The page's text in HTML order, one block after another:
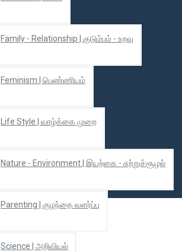
Family - Relationship | குடும்பம் - உறவு
Feminism | பெண்ணியம்
Life Style | வாழ்க்கை முறை
Nature - Environment | இயற்கை - சுற்றுச்சூழல்
Parenting | குழந்தை வளர்ப்பு
Science | அறிவியல்